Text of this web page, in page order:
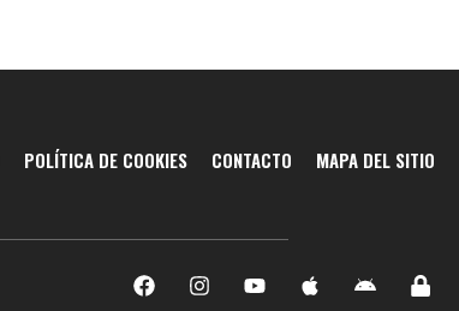
POLÍTICA DE COOKIES CONTACTO MAPA DEL SITIO